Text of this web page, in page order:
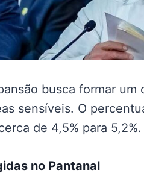
busca formar um
sensíveis. O
de 4,5% para 5,2%.
no Pantanal